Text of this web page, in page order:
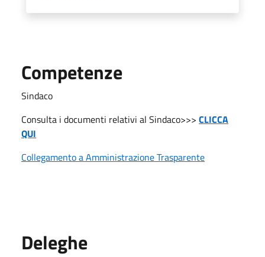
Competenze
Sindaco
Consulta i documenti relativi al Sindaco>>> CLICCA
QUI
Collegamento a Amministrazione Trasparente
Deleghe